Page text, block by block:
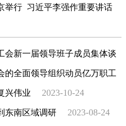
举行 习近平李强作重要讲话
会新一届领导班子成员集体谈
的全面领导组织动员亿万职工
兴伟业 2023-10-24
东南区域调研 2023-08-24